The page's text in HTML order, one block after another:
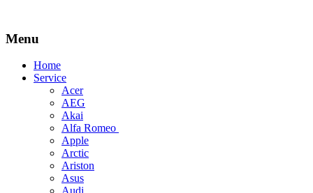
Menu
Skip
Home
Service
Acer
AEG
Akai
Alfa Romeo
Apple
Arctic
Ariston
Asus